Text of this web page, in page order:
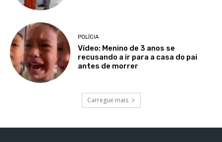
POLÍCIA
Vídeo: Menino de 3 anos se
recusando a ir para a casa do pai
antes de morrer
Carregue mais